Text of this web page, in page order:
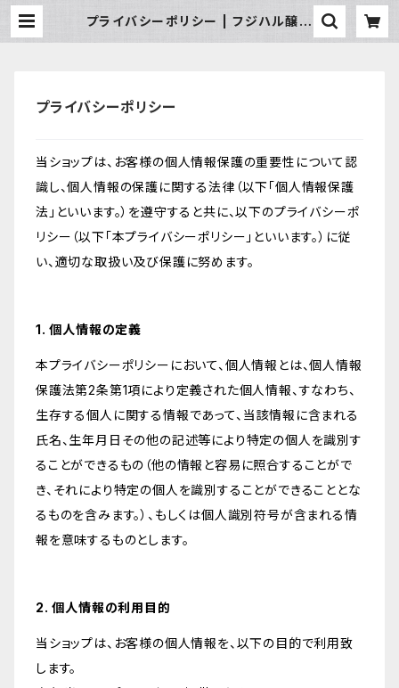
プライバシーポリシー | フジハル醸造
プライバシーポリシー
当ショップは、お客様の個人情報保護の重要性について認
識し、個人情報の保護に関する法律（以下「個人情報保護
法」といいます。）を遵守すると共に、以下のプライバシーポ
リシー（以下「本プライバシーポリシー」といいます。）に従
い、適切な取扱い及び保護に努めます。
1. 個人情報の定義
本プライバシーポリシーにおいて、個人情報とは、個人情報
保護法第2条第1項により定義された個人情報、すなわち、
生存する個人に関する情報であって、当該情報に含まれる
氏名、生年月日その他の記述等により特定の個人を識別す
ることができるもの（他の情報と容易に照合することがで
き、それにより特定の個人を識別することができることとな
るものを含みます。）、もしくは個人識別符号が含まれる情
報を意味するものとします。
2. 個人情報の利用目的
当ショップは、お客様の個人情報を、以下の目的で利用致
します。